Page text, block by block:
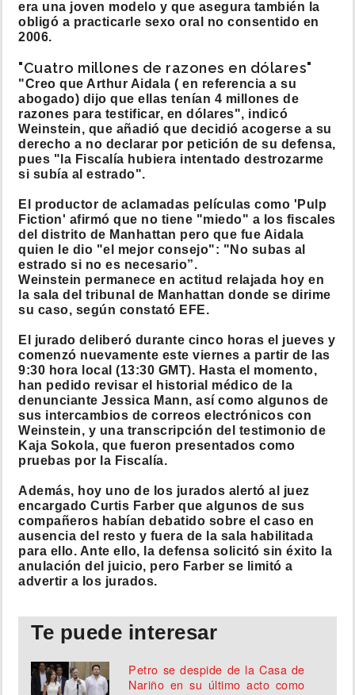
era una joven modelo y que asegura también la
obligó a practicarle sexo oral no consentido en
2006.
"Cuatro millones de razones en dólares"
"Creo que Arthur Aidala ( en referencia a su
abogado) dijo que ellas tenían 4 millones de
razones para testificar, en dólares", indicó
Weinstein, que añadió que decidió acogerse a su
derecho a no declarar por petición de su defensa,
pues "la Fiscalía hubiera intentado destrozarme
si subía al estrado".
El productor de aclamadas películas como 'Pulp
Fiction' afirmó que no tiene "miedo" a los fiscales
del distrito de Manhattan pero que fue Aidala
quien le dio "el mejor consejo": "No subas al
estrado si no es necesario”.
Weinstein permanece en actitud relajada hoy en
la sala del tribunal de Manhattan donde se dirime
su caso, según constató EFE.
El jurado deliberó durante cinco horas el jueves y
comenzó nuevamente este viernes a partir de las
9:30 hora local (13:30 GMT). Hasta el momento,
han pedido revisar el historial médico de la
denunciante Jessica Mann, así como algunos de
sus intercambios de correos electrónicos con
Weinstein, y una transcripción del testimonio de
Kaja Sokola, que fueron presentados como
pruebas por la Fiscalía.
Además, hoy uno de los jurados alertó al juez
encargado Curtis Farber que algunos de sus
compañeros habían debatido sobre el caso en
ausencia del resto y fuera de la sala habilitada
para ello. Ante ello, la defensa solicitó sin éxito la
anulación del juicio, pero Farber se limitó a
advertir a los jurados.
Te puede interesar
Petro se despide de la Casa de
Nariño en su último acto como